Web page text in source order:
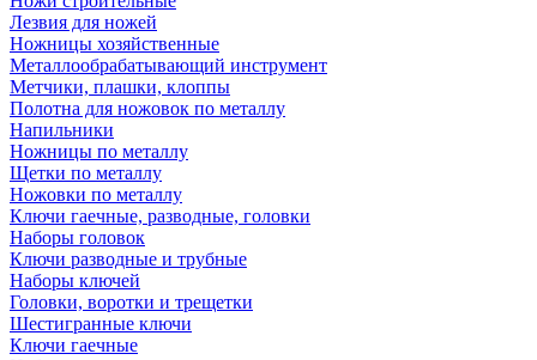
Лезвия для ножей
Ножницы хозяйственные
Металлообрабатывающий инструмент
Метчики, плашки, клоппы
Полотна для ножовок по металлу
Напильники
Ножницы по металлу
Щетки по металлу
Ножовки по металлу
Ключи гаечные, разводные, головки
Наборы головок
Ключи разводные и трубные
Наборы ключей
Головки, воротки и трещетки
Шестигранные ключи
Ключи гаечные